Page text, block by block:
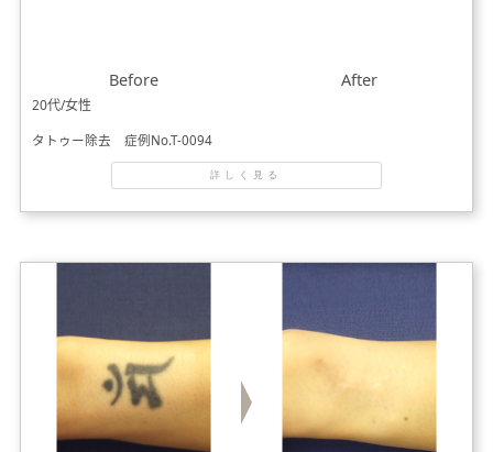
Before After
20代/女性
タトゥー除去 症例No.T-0094
詳しく見る